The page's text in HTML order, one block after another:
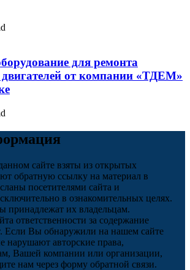
для ремонта
двигателей от компании «ТДЕМ»
сайте взяты из открытых
обратную ссылку на материал в
посетителями сайта и
в ознакомительных целях.
принадлежат их владельцам.
ответственности за содержание
Если Вы обнаружили на нашем сайте
нарушают авторские права,
Вашей компании или организации,
нам через форму обратной связи.